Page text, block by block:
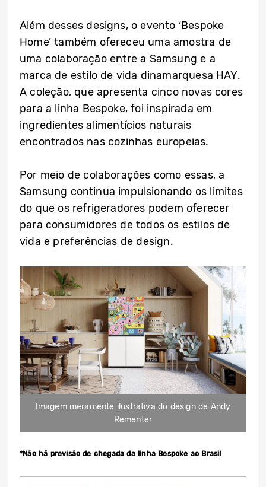
Além desses designs, o evento ‘Bespoke
Home’ também ofereceu uma amostra de
uma colaboração entre a Samsung e a
marca de estilo de vida dinamarquesa HAY.
A coleção, que apresenta cinco novas cores
para a linha Bespoke, foi inspirada em
ingredientes alimentícios naturais
encontrados nas cozinhas europeias.
Por meio de colaborações como essas, a
Samsung continua impulsionando os limites
do que os refrigeradores podem oferecer
para consumidores de todos os estilos de
vida e preferências de design.
Imagem meramente ilustrativa do design de Andy
Rementer
*Não há previsão de chegada da linha Bespoke ao Brasil